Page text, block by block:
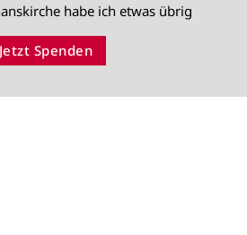
habe ich etwas übrig
Jetzt Spenden